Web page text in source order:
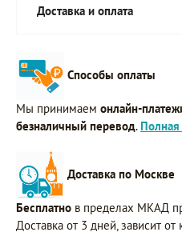
Доставка и оплата
Способы оплаты
Мы принимаем онлайн-
безналичный перевод.
Доставка по Москве
Бесплатно в пределах МКАД
Доставка от 3 дней, зависит от